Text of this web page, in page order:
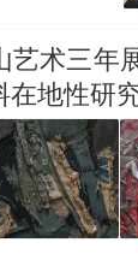
艺术三年
地性研